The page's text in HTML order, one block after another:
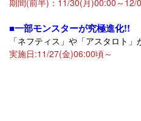
期間(前半)：11/30(月)00:00～12/
■一部モンスターが究極進化!!
「ネフティス」や「アスタロト
実施日:11/27(金)06:00頃～